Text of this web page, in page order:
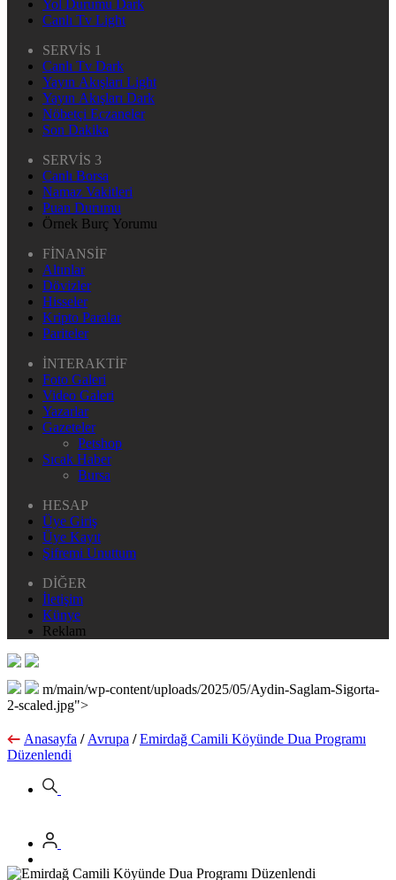
Yol Durumu Dark
Canlı Tv Light
SERVİS 1
Canlı Tv Dark
Yayın Akışları Light
Yayın Akışları Dark
Nöbetçi Eczaneler
Son Dakika
SERVİS 3
Canlı Borsa
Namaz Vakitleri
Puan Durumu
Örnek Burç Yorumu
FİNANSİF
Altınlar
Dövizler
Hisseler
Kripto Paralar
Pariteler
İNTERAKTİF
Foto Galeri
Video Galeri
Yazarlar
Gazeteler
Petshop
Sıcak Haber
Bursa
HESAP
Üye Giriş
Üye Kayıt
Şifremi Unuttum
DİĞER
İletişim
Künye
Reklam
m/main/wp-content/uploads/2025/05/Aydin-Saglam-Sigorta-
2-scaled.jpg">
Anasayfa / Avrupa / Emirdağ Camili Köyünde Dua Programı
Düzenlendi